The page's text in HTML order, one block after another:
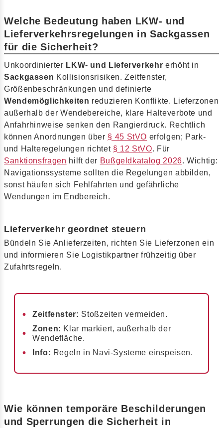
Welche Bedeutung haben LKW- und
Lieferverkehrsregelungen in Sackgassen
für die Sicherheit?
Unkoordinierter LKW- und Lieferverkehr erhöht in
Sackgassen Kollisionsrisiken. Zeitfenster,
Größenbeschränkungen und definierte
Wendemöglichkeiten reduzieren Konflikte. Lieferzonen
außerhalb der Wendebereiche, klare Halteverbote und
Anfahrhinweise senken den Rangierdruck. Rechtlich
können Anordnungen über § 45 StVO erfolgen; Park-
und Halteregelungen richtet § 12 StVO. Für
Sanktionsfragen hilft der Bußgeldkatalog 2026. Wichtig:
Navigationssysteme sollten die Regelungen abbilden,
sonst häufen sich Fehlfahrten und gefährliche
Wendungen im Endbereich.
Lieferverkehr geordnet steuern
Bündeln Sie Anlieferzeiten, richten Sie Lieferzonen ein
und informieren Sie Logistikpartner frühzeitig über
Zufahrtsregeln.
Zeitfenster: Stoßzeiten vermeiden.
Zonen: Klar markiert, außerhalb der
Wendefläche.
Info: Regeln in Navi-Systeme einspeisen.
Wie können temporäre Beschilderungen
und Sperrungen die Sicherheit in